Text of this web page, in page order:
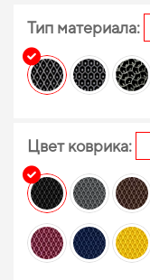
Тип материала:
Цвет коврика: